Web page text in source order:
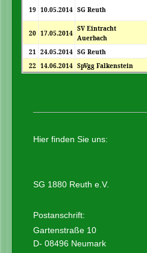
19 10.05.2014 SG Reuth
20 17.05.2014
SV Eintracht
Auerbach
21 24.05.2014 SG Reuth
22 14.06.2014 SpVgg Falkenstein
Hier finden Sie uns:
SG 1880 Reuth e.V.
Postanschrift:
Gartenstraße 10
D- 08496 Neumark